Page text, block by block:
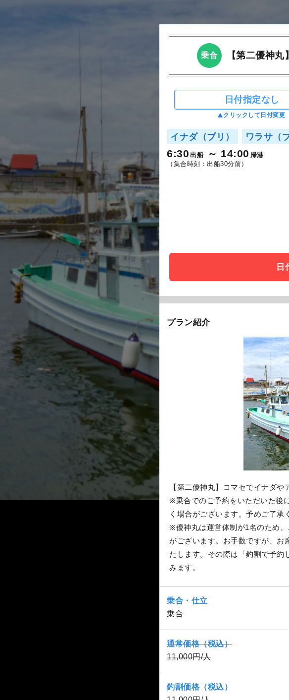
乗合 【第二優神
日付指定なし
クリックして日付変更
イナダ（ブリ） ワラサ（
6:30 出船 14:00 帰港
（集合時刻：出船30分前）
日
プラン紹介
【第二優神丸】コマセでイナダや
※乗合でのご予約をいただいた後
く場合がございます。予めご了承
※優神丸は運営体制が1名のため
がございます。お手数ですが、お
たします。その際は「釣割で予約
みます。
乗合・仕立
乗合
通常価格（税込）
11,000円/人
釣割価格（税込）